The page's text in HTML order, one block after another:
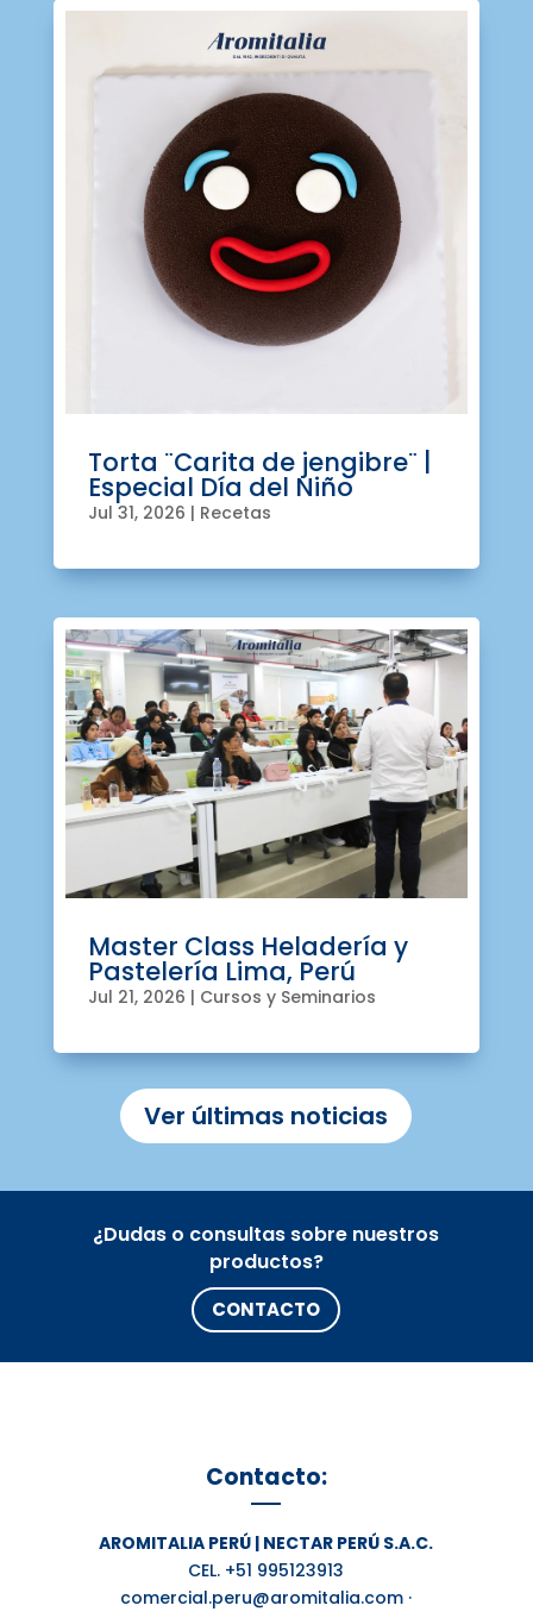
Torta ¨Carita de jengibre¨ |
Especial Día del Niño
Jul 31, 2026 | Recetas
Master Class Heladería y
Pastelería Lima, Perú
Jul 21, 2026 | Cursos y Seminarios
Ver últimas noticias
¿Dudas o consultas sobre nuestros
productos?
CONTACTO
Contacto:
AROMITALIA PERÚ | NECTAR PERÚ S.A.C.
CEL. +51 995123913
comercial.peru@aromitalia.com ·